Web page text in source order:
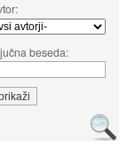
beseda: